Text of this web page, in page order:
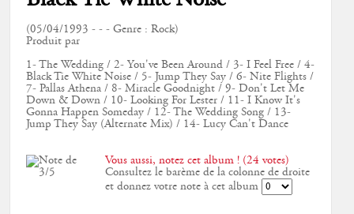
(05/04/1993 - - - Genre : Rock)
Produit par
1- The Wedding / 2- You've Been Around / 3- I Feel Free / 4-
Black Tie White Noise / 5- Jump They Say / 6- Nite Flights /
7- Pallas Athena / 8- Miracle Goodnight / 9- Don't Let Me
Down & Down / 10- Looking For Lester / 11- I Know It's
Gonna Happen Someday / 12- The Wedding Song / 13-
Jump They Say (Alternate Mix) / 14- Lucy Can't Dance
Vous aussi, notez cet album ! (24 votes)
Consultez le barème de la colonne de droite
et donnez votre note à cet album